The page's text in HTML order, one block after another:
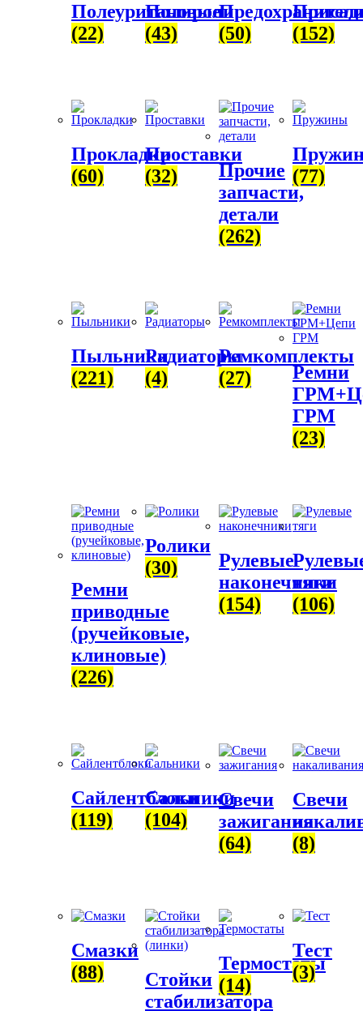
Полеуритановые
(22)
Полироли
(43)
(50)
(152)
Прокладки
(60)
Проставки
(32)
Прочие
запчасти,
детали
(262)
(77)
Пыльники
(221)
Радиаторы
(4)
Ремкомплекты
(27)
Ремни
ГРМ
(23)
Ремни
приводные
(ручейковые,
клиновые)
(226)
Ролики
(30)
Рулевые
наконечники
(154)
тяги
(106)
Сайлентблоки
(119)
Сальники
(104)
Свечи
зажигания
(64)
Свечи
(8)
Смазки
(88)
Стойки
стабилизатора
Термостаты
(14)
Тест
(3)